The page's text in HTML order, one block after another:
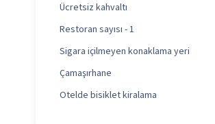
Ücretsiz kahvaltı
Restoran sayısı - 1
Sigara içilmeyen konaklama yeri
Çamaşırhane
Otelde bisiklet kiralama